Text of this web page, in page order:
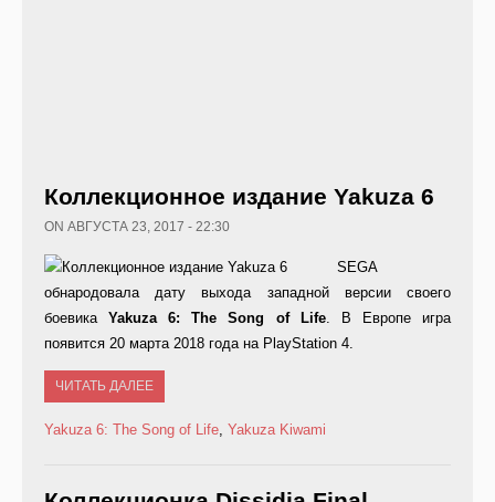
Коллекционное издание Yakuza 6
ON АВГУСТА 23, 2017 - 22:30
SEGA
обнародовала дату выхода западной версии своего
боевикаYakuza 6:TheSong of Life. В Европе игра
появится 20 марта 2018 года на PlayStation 4.
ЧИТАТЬ ДАЛЕЕ
Yakuza 6: The Song of Life, Yakuza Kiwami